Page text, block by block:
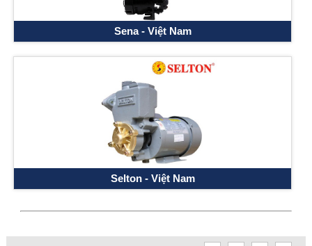
Sena - Việt Nam
Selton - Việt Nam